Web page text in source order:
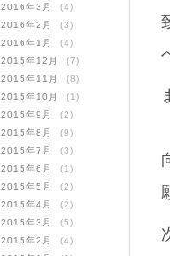
2016年3月
(4)
2016年2月
(3)
2016年1月
(4)
2015年12月
(7)
2015年11月
(8)
2015年10月
(1)
2015年9月
(2)
2015年8月
(9)
2015年7月
(3)
2015年6月
(1)
2015年5月
(2)
2015年4月
(2)
2015年3月
(5)
2015年2月
(4)